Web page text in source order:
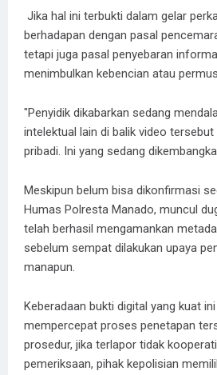
Jika hal ini terbukti dalam gelar
berhadapan dengan pasal
tetapi juga pasal penyebaran
menimbulkan kebencian atau
​"Penyidik dikabarkan sedang
intelektual lain di balik video
pribadi. Ini yang sedang
​Meskipun belum bisa dikonfirmasi
Humas Polresta Manado, muncul
telah berhasil mengamankan
sebelum sempat dilakukan upaya
manapun.
​Keberadaan bukti digital yang kuat
mempercepat proses penetapan
prosedur, jika terlapor tidak
pemeriksaan, pihak kepolisian